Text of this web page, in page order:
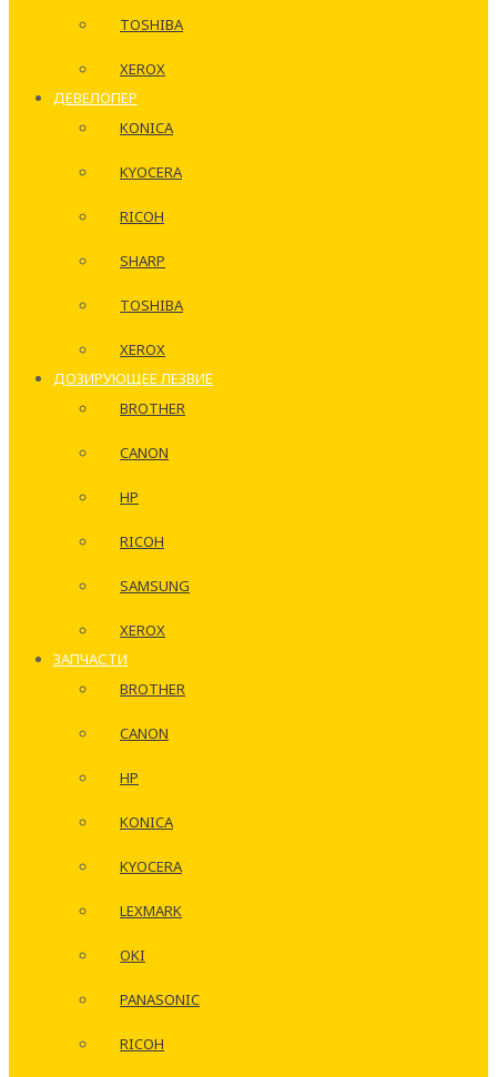
TOSHIBA
XEROX
ДЕВЕЛОПЕР
KONICA
KYOCERA
RICOH
SHARP
TOSHIBA
XEROX
ДОЗИРУЮЩЕЕ ЛЕЗВИЕ
BROTHER
CANON
HP
RICOH
SAMSUNG
XEROX
ЗАПЧАСТИ
BROTHER
CANON
HP
KONICA
KYOCERA
LEXMARK
OKI
PANASONIC
RICOH